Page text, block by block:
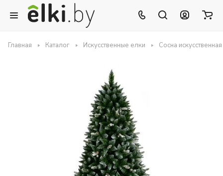
Главная Каталог Искусственные елки Сосна